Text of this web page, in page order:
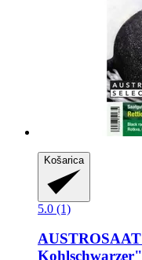
Košarica
5.0 (1)
AUSTROSAAT
Kohlschwarzer"